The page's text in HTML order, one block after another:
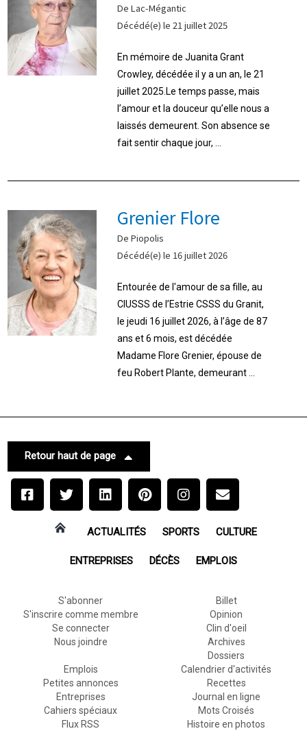
De Lac-Mégantic
Décédé(e) le 21 juillet 2025
En mémoire de Juanita Grant
Crowley, décédée il y a un an, le 21
juillet 2025.Le temps passe, mais
l’amour et la douceur qu’elle nous a
laissés demeurent. Son absence se
fait sentir chaque jour, ...
Grenier Flore
De Piopolis
Décédé(e) le 16 juillet 2026
Entourée de l'amour de sa fille, au
CIUSSS de l’Estrie CSSS du Granit,
le jeudi 16 juillet 2026, à l’âge de 87
ans et 6 mois, est décédée
Madame Flore Grenier, épouse de
feu Robert Plante, demeurant ...
Retour haut de page
ACTUALITÉS SPORTS CULTURE
ENTREPRISES DÉCÈS EMPLOIS
S'abonner
S'inscrire comme membre
Se connecter
Nous joindre
Billet
Opinion
Clin d'oeil
Archives
Dossiers
Emplois
Petites annonces
Entreprises
Cahiers spéciaux
Flux RSS
Calendrier d'activités
Recettes
Journal en ligne
Mots Croisés
Histoire en photos